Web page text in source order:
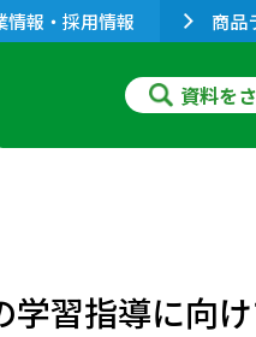
情報・採用情報 商品
資料を
習指導に向